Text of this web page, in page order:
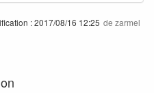
:2017/08/16 12:25 de zarmel